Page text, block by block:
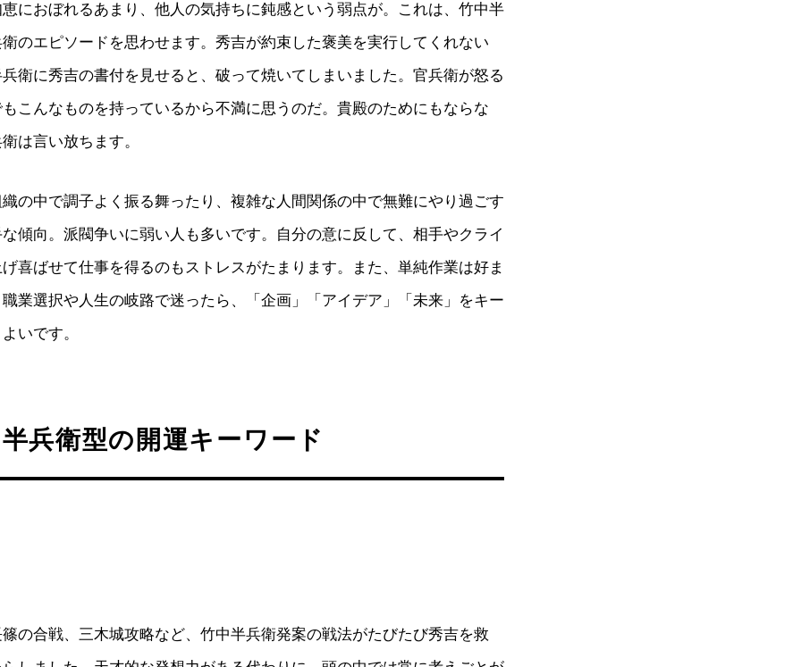
におぼれるあまり、他人の気持ちに鈍感という弱点が。これは、竹中半
のエピソードを思わせます。秀吉が約束した褒美を実行してくれない
衛に秀吉の書付を見せると、破って焼いてしまいました。官兵衛が怒る
こんなものを持っているから不満に思うのだ。貴殿のためにもならな
は言い放ちます。
の中で調子よく振る舞ったり、複雑な人間関係の中で無難にやり過ごす
傾向。派閥争いに弱い人も多いです。自分の意に反して、相手やクライ
喜ばせて仕事を得るのもストレスがたまります。また、単純作業は好ま
業選択や人生の岐路で迷ったら、「企画」「アイデア」「未来」をキー
いです。
兵衛型の開運キーワード
の合戦、三木城攻略など、竹中半兵衛発案の戦法がたびたび秀吉を救